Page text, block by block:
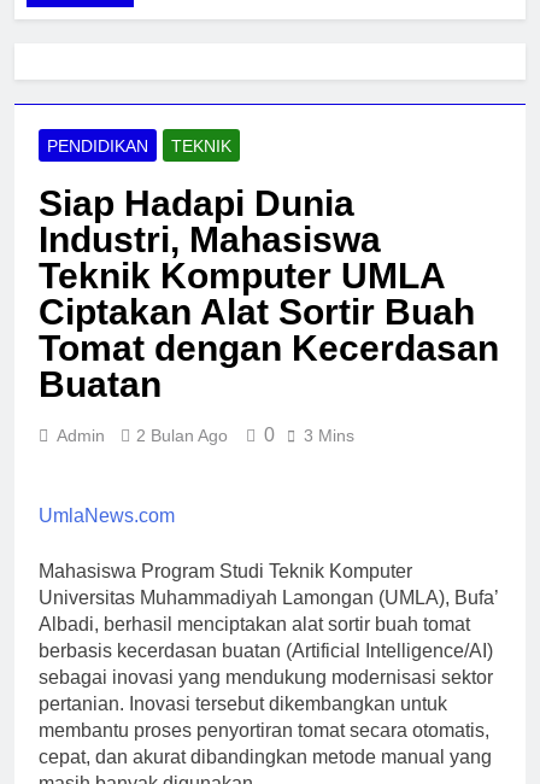
PENDIDIKAN TEKNIK
Siap Hadapi Dunia
Industri, Mahasiswa
Teknik Komputer UMLA
Ciptakan Alat Sortir Buah
Tomat dengan Kecerdasan
Buatan
Admin 2 Bulan Ago 0 3 Mins
UmlaNews.com
Mahasiswa Program Studi Teknik Komputer
Universitas Muhammadiyah Lamongan (UMLA), Bufa’
Albadi, berhasil menciptakan alat sortir buah tomat
berbasis kecerdasan buatan (Artificial Intelligence/AI)
sebagai inovasi yang mendukung modernisasi sektor
pertanian. Inovasi tersebut dikembangkan untuk
membantu proses penyortiran tomat secara otomatis,
cepat, dan akurat dibandingkan metode manual yang